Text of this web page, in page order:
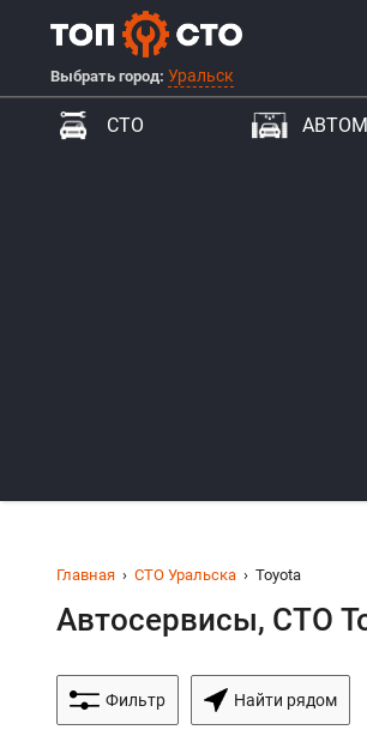
Выбрать город: Уральск
СТО
Главная СТО Уральска Toyota
Автосервисы, СТО
Фильтр Найти рядом